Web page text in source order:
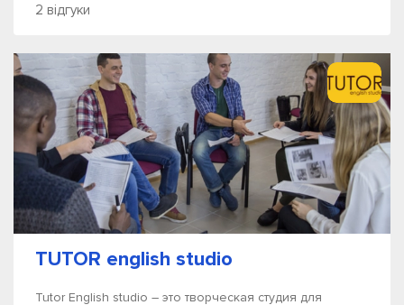
2 відгуки
TUTOR english studio
Tutor English studio – это творческая студия для